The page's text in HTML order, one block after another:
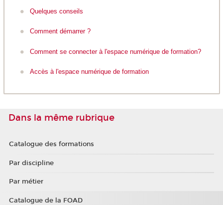
Quelques conseils
Comment démarrer ?
Comment se connecter à l'espace numérique de formation?
Accès à l'espace numérique de formation
Dans la même rubrique
Catalogue des formations
Par discipline
Par métier
Catalogue de la FOAD